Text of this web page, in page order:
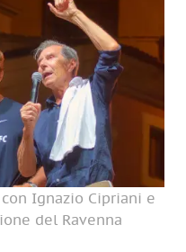
Ignazio Cipriani e
del Ravenna